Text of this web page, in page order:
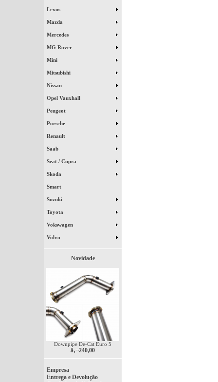
Lexus
Mazda
Mercedes
MG Rover
Mini
Mitsubishi
Nissan
Opel Vauxhall
Peugeot
Porsche
Renault
Saab
Seat / Cupra
Skoda
Smart
Suzuki
Toyota
Vokswagen
Volvo
Novidade
Downpipe De-Cat Euro 5
â‚¬240,00
Empresa
Entrega e Devolução